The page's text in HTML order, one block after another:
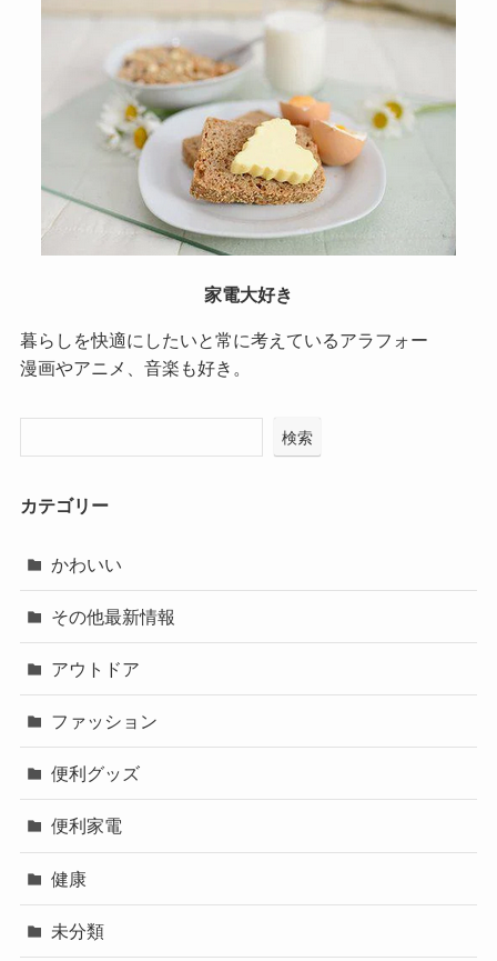
家電大好き
暮らしを快適にしたいと常に考えているアラフォー
漫画やアニメ、音楽も好き。
検索
カテゴリー
かわいい
その他最新情報
アウトドア
ファッション
便利グッズ
便利家電
健康
未分類